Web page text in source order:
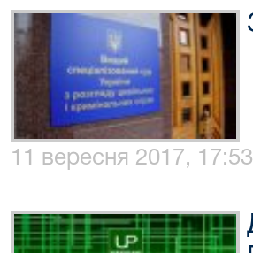
11 вересня 2017, 17:53